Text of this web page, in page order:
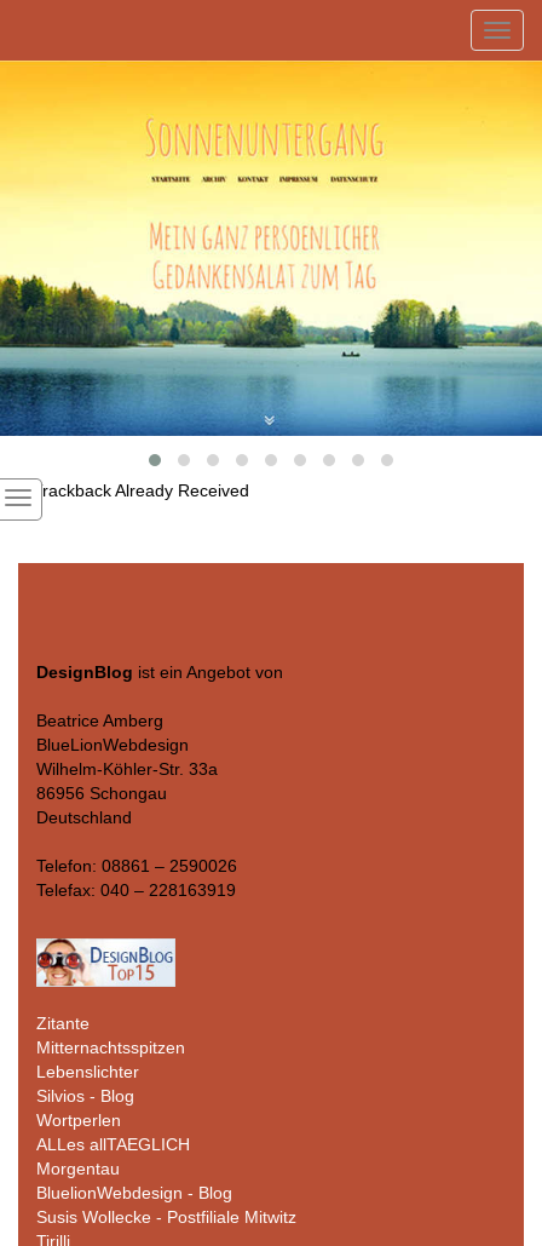
1 Trackback Already Received
DesignBlog ist ein Angebot von
Beatrice Amberg
BlueLionWebdesign
Wilhelm-Köhler-Str. 33a
86956 Schongau
Deutschland
Telefon: 08861 – 2590026
Telefax: 040 – 228163919
Zitante
Mitternachtsspitzen
Lebenslichter
Silvios - Blog
Wortperlen
ALLes allTAEGLICH
Morgentau
BluelionWebdesign - Blog
Susis Wollecke - Postfiliale Mitwitz
Tirilli